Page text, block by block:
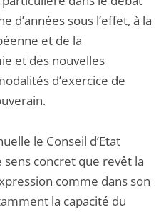
d’années sous l’effet, à la
et de la
et des nouvelles
d’exercice de
le Conseil d’Etat
concret que revêt la
comme dans son
la capacité du